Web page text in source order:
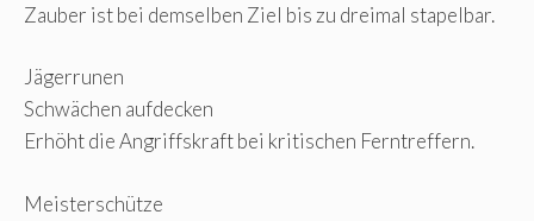
Zauber ist bei demselben Ziel bis zu dreimal stapelbar.
Jägerrunen
Schwächen aufdecken
Erhöht die Angriffskraft bei kritischen Ferntreffern.
Meisterschütze